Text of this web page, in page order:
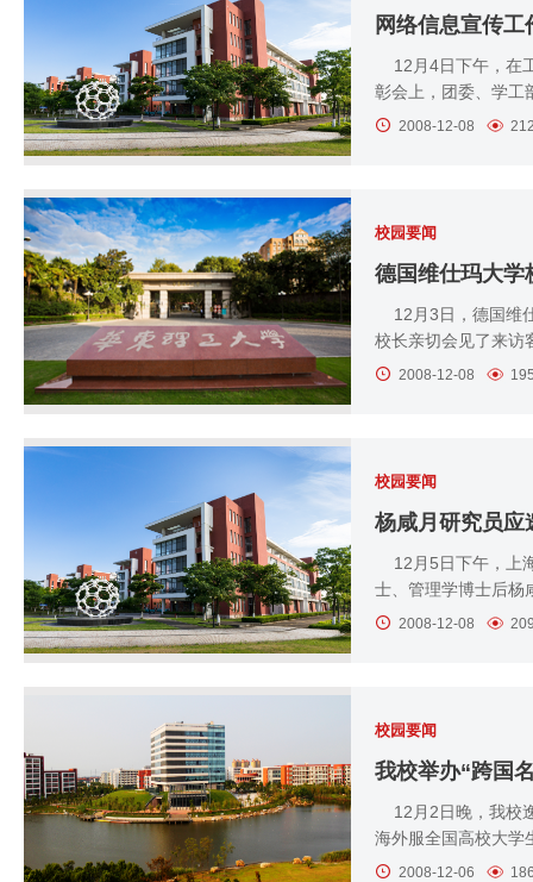
网络信息宣传
12月4日下午，在
彰会上，团委、学工
2008-12-08
校园要闻
德国维仕玛大学
12月3日，德国维
校长亲切会见了来访
2008-12-08
校园要闻
杨咸月研究员应
12月5日下午，上
士、管理学博士后杨
2008-12-08
校园要闻
我校举办“跨国
12月2日晚，我校
海外服全国高校大学
2008-12-06